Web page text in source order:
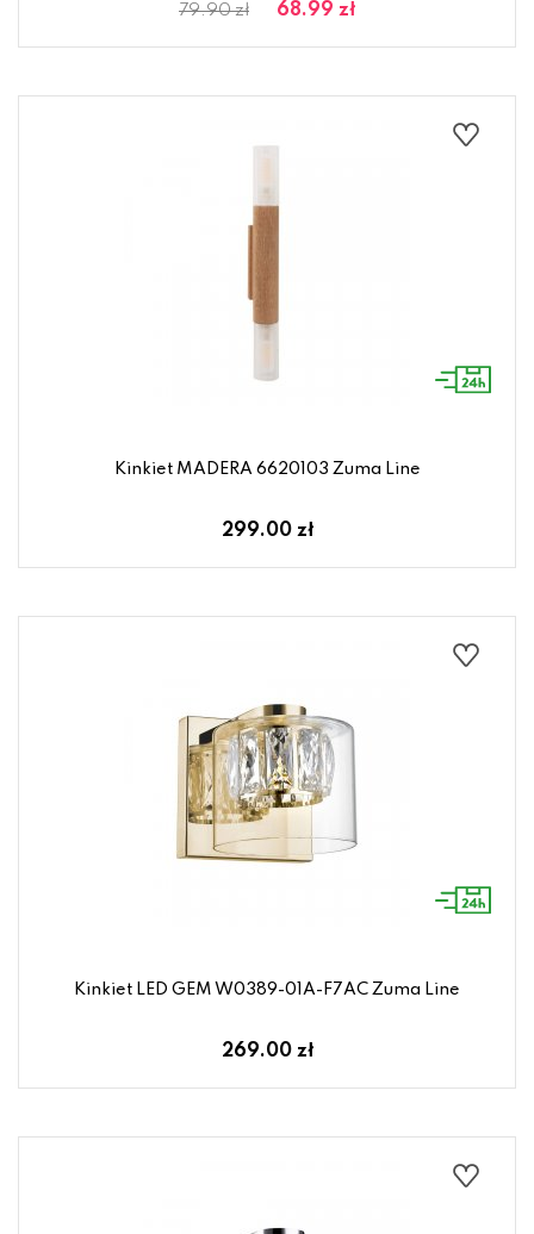
79.90 zł 68.99 zł
Kinkiet MADERA 6620103 Zuma Line
299.00 zł
Kinkiet LED GEM W0389-01A-F7AC Zuma Line
269.00 zł